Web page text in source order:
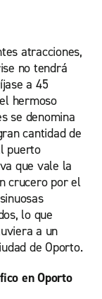
atracciones,
no tendrá
a 45
hermoso
se denomina
cantidad de
puerto
que vale la
crucero por el
lo que
a un
de Oporto.
en Oporto